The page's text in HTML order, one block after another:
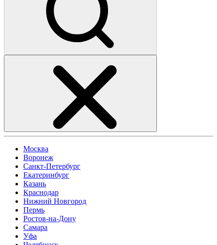
Москва
Воронеж
Санкт-Петербург
Екатеринбург
Казань
Краснодар
Нижний Новгород
Пермь
Ростов-на-Дону
Самара
Уфа